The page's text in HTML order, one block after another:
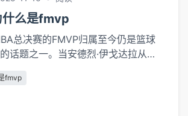
什么是fmvp
总决赛的FMVP归属至今仍是篮球
话题之一。当安德烈·伊戈达拉从斯
这是对“团队篮球”和“防守价值”的终
则质疑数据更耀眼的库里为何被忽
fmvp